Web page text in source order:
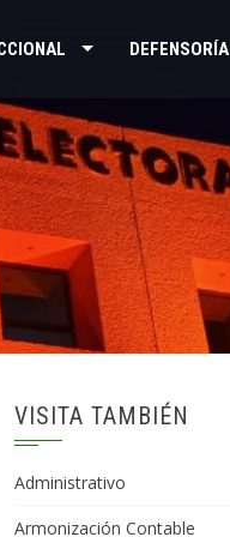
DEFENSORÍA
VISITA TAMBIÉN
Administrativo
Armonización Contable